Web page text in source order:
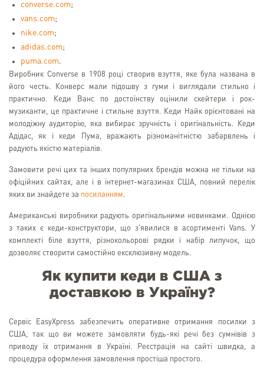
converse.com;
vans.com;
nike.com;
adidas.com;
puma.com.
Виробник Converse в 1908 році створив взуття, яке була названа в
його честь. Конверс мали підошву з гуми і виглядали стильно і
практично. Кеди Ванс по достоїнству оцінили скейтери і рок-
музиканти, це практичне і стильне взуття. Кеди Найк орієнтовані на
молодіжну аудиторію, яка вибирає зручність і оригінальність. Кеди
Адідас, як і кеди Пума, вражають різноманітністю забарвлень і
радують якістю матеріалів.
Замовити речі цих та інших популярних брендів можна не тільки на
офіційних сайтах, але і в інтернет-магазинах США, повний перелік
яких ви знайдете за посиланням.
Американські виробники радують оригінальними новинками. Однією
з таких є кеди-конструктори, що з'явилися в асортименті Vans. У
комплекті біле взуття, різнокольорові рядки і набір липучок, що
дозволяє створити самостійно ексклюзивну модель.
Як купити кеди в США з
доставкою в Україну?
Сервіс EasyXpress забезпечить оперативне отримання посилки з
США, так що ви можете замовляти будь-які речі без сумнівів з
приводу їх отримання в Україні. Реєстрація на сайті швидка, а
процедура оформлення замовлення простіша простого.